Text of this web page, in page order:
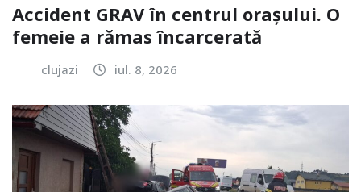
Accident GRAV în centrul orașului. O
femeie a rămas încarcerată
clujazi iul. 8, 2026